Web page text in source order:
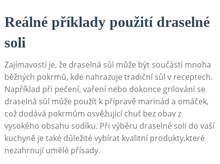
Reálné příklady použití draselné
soli
Zajímavostí je, že draselná sůl může být součástí mnoha
běžných pokrmů, kde nahrazuje tradiční sůl v receptech.
Například při pečení, vaření nebo dokonce grilování se
draselná sůl může použít k přípravě marinád a omáček,
což dodává pokrmům osvěžující chuť bez obav z
vysokého obsahu sodíku. Při výběru draselné soli do vaší
kuchyně je také důležité vybírat kvalitní produkty,které
nezahrnují umělé přísady.